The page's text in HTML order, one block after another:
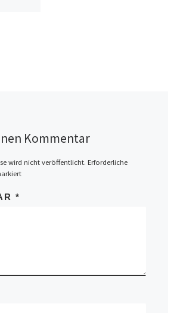
Kommentar
wird nicht veröffentlicht. Erforderliche
*